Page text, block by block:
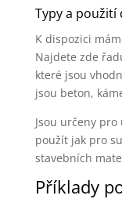
Typy a
K dispozici
Najdete zde
které jsou
jsou beton,
Jsou určeny
použít jak pro
stavebních
Příklady